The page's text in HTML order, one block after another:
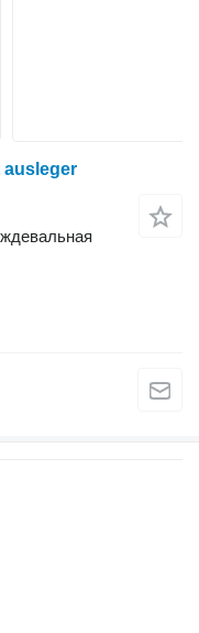
ausleger